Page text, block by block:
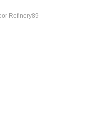
Refinery89